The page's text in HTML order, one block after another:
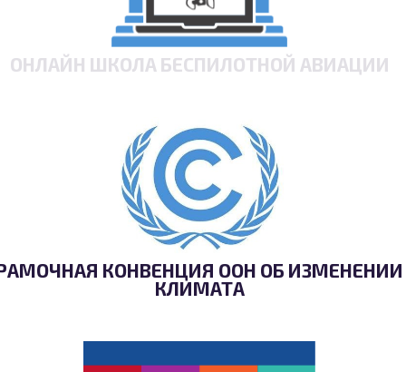
ОНЛАЙН ШКОЛА БЕСПИЛОТНОЙ АВИАЦИИ
КОНВЕНЦИЯ ООН ОБ ИЗМЕНЕНИИ
КЛИМАТА